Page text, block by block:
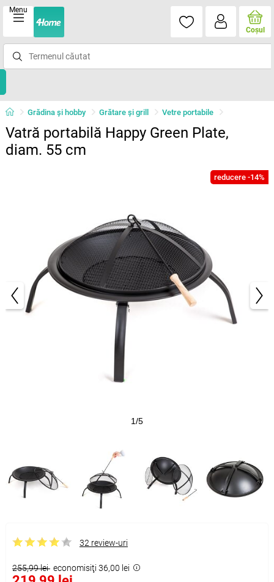
Menu
Coşul
Grădina şi hobby Grătare şi grill Vetre portabile
Vatră portabilă Happy Green Plate,
diam. 55 cm
reducere -14%
1/5
32 review-uri
255,99 lei economisiţi 36,00 lei